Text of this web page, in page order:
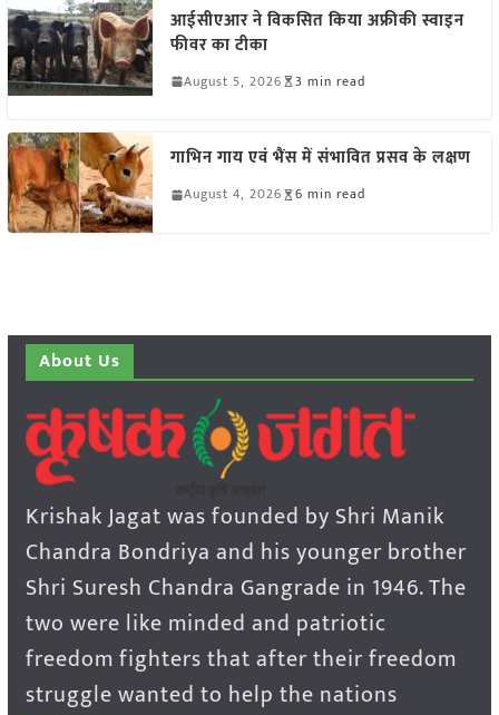
आईसीएआर ने विकसित किया अफ्रीकी स्वाइन
फीवर का टीका
August 5, 2026 3 min read
गाभिन गाय एवं भैंस में संभावित प्रसव के लक्षण
August 4, 2026 6 min read
About Us
Krishak Jagat was founded by Shri Manik
Chandra Bondriya and his younger brother
Shri Suresh Chandra Gangrade in 1946. The
two were like minded and patriotic
freedom fighters that after their freedom
struggle wanted to help the nations